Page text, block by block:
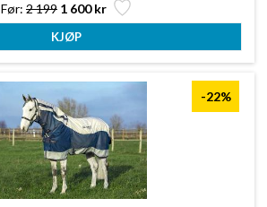
Før: 2 199 1 600 kr
-22%